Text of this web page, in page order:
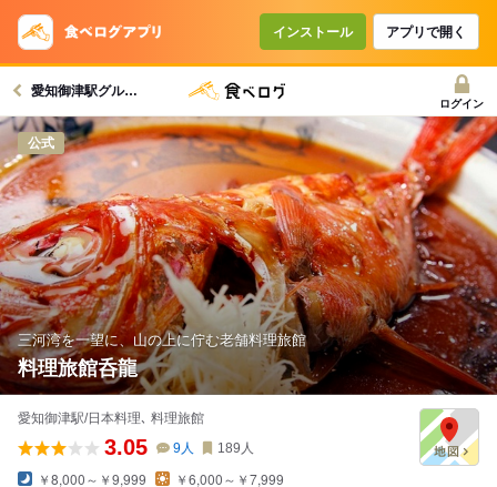
インストール アプリで開く
愛知御津駅グルメへ
ログイン
公式
三河湾を一望に、山の上に佇む老舗料理旅館
料理旅館呑龍
愛知御津駅/日本料理､ 料理旅館
3.05 9人 189 人
￥8,000～￥9,999
￥6,000～￥7,999